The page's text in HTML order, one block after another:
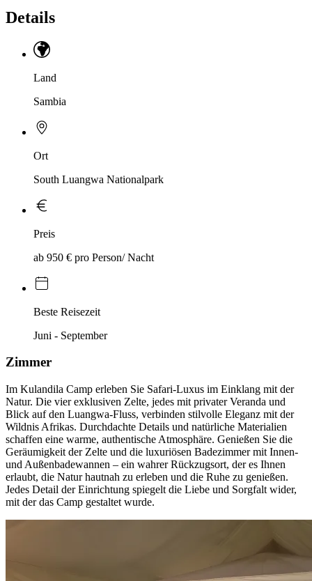
Details
Land
Sambia
Ort
South Luangwa Nationalpark
Preis
ab 950 € pro Person/ Nacht
Beste Reisezeit
Juni - September
Zimmer
Im Kulandila Camp erleben Sie Safari-Luxus im Einklang mit der
Natur. Die vier exklusiven Zelte, jedes mit privater Veranda und
Blick auf den Luangwa-Fluss, verbinden stilvolle Eleganz mit der
Wildnis Afrikas. Durchdachte Details und natürliche Materialien
schaffen eine warme, authentische Atmosphäre. Genießen Sie die
Geräumigkeit der Zelte und die luxuriösen Badezimmer mit Innen-
und Außenbadewannen – ein wahrer Rückzugsort, der es Ihnen
erlaubt, die Natur hautnah zu erleben und die Ruhe zu genießen.
Jedes Detail der Einrichtung spiegelt die Liebe und Sorgfalt wider,
mit der das Camp gestaltet wurde.